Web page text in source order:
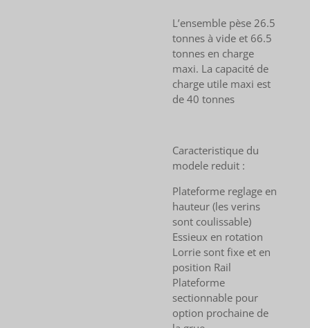
L’ensemble pèse 26.5
tonnes à vide et 66.5
tonnes en charge
maxi. La capacité de
charge utile maxi est
de 40 tonnes
Caracteristique du
modele reduit :
Plateforme reglage en
hauteur (les verins
sont coulissable)
Essieux en rotation
Lorrie sont fixe et en
position Rail
Plateforme
sectionnable pour
option prochaine de